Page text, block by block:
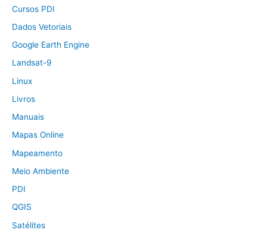
Cursos PDI
Dados Vetoriais
Google Earth Engine
Landsat-9
Linux
Livros
Manuais
Mapas Online
Mapeamento
Meio Ambiente
PDI
QGIS
Satélites